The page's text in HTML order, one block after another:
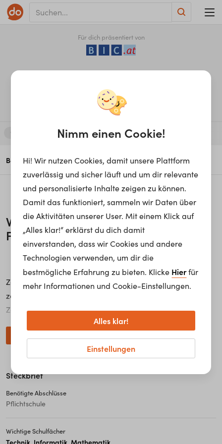
Zahn­tech­ni­sche*r ­Fachas­
sis­ten­t*in
Für dich präsentiert von
Gesundheit, Medizin & Pflege
Berufsinfo Arbeiten als... Aus- & Weiterbildung
Wie werde ichZahn­tech­ni­sche*r ­
Fachas­sis­ten­t*in?
Zahntechnische Fachassistent*innen arbeiten in
zahntechnischen Labors, Zahnarztpraxen oder
Zahnkliniken und stellen Zahnersatz, Prothesen und
kieferorthopädische Behelfe her. Außerdem reparieren,
reinigen und erneuern sie die Zahnversatzstücke. Sie
stellen Zeichnungen und Modelle her und bearbeiten die
Kunststoffe) mittels Press- oder Gusstechnik und
Feinwerkzeugen. Dabei achten sie genau auf Farbe,
Form, Oberflächen und Passform der Zahnersatzstücke.
Zahntechnische Fachassistent*innen arbeiten im Team mit
Steckbrief
Benötigte Abschlüsse
Pflichtschule
Wichtige Schulfächer
Technik Informatik Mathematik
Nimm einen Cookie!
Hi! Wir nutzen Cookies, damit unsere Plattform
zuverlässig und sicher läuft und um dir relevante
und personalisierte Inhalte zeigen zu können.
Damit das funktioniert, sammeln wir Daten über
die Aktivitäten unserer User. Mit einem Klick auf
„Alles klar!“ erklärst du dich damit
einverstanden, dass wir Cookies und andere
Technologien verwenden, um dir die
bestmögliche Erfahrung zu bieten. Klicke Hierfür
mehr Informationen und Cookie-Einstellungen.
Einstellungen
Alles klar!